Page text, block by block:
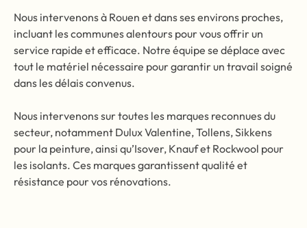
Nous intervenons à Rouen et dans ses environs proches,
incluant les communes alentours pour vous offrir un
service rapide et efficace. Notre équipe se déplace avec
tout le matériel nécessaire pour garantir un travail soigné
dans les délais convenus.
Nous intervenons sur toutes les marques reconnues du
secteur, notamment Dulux Valentine, Tollens, Sikkens
pour la peinture, ainsi qu’Isover, Knauf et Rockwool pour
les isolants. Ces marques garantissent qualité et
résistance pour vos rénovations.